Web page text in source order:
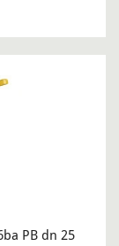
PB dn 25